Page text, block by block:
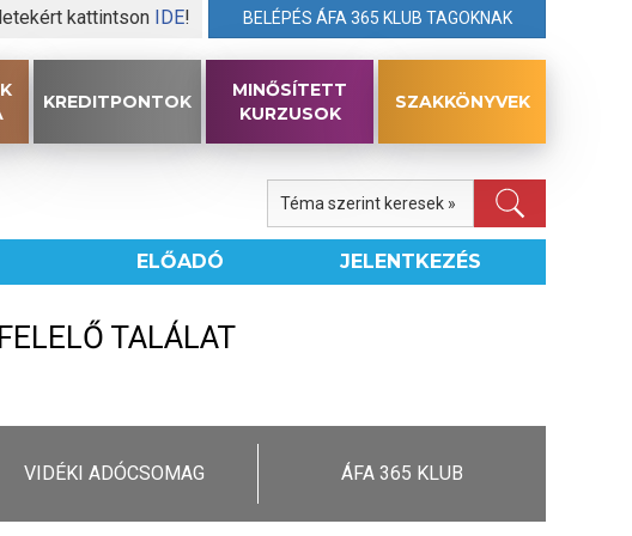
kattintson IDE! BELÉPÉS ÁFA 365 KLUB TAGOKNAK
KREDITPONTOK
MINŐSÍTETT
KURZUSOK
SZAKKÖNYVEK
Téma szerint keresek »
ELŐADÓ JELENTKEZÉS
TALÁLAT
VIDÉKI ADÓCSOMAG ÁFA 365 KLUB